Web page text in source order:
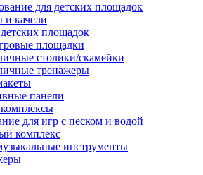
для детских площадок
и качели
площадок
площадки
столики/скамейки
тренажеры
панели
для игр с песком и водой
комплекс
инструменты